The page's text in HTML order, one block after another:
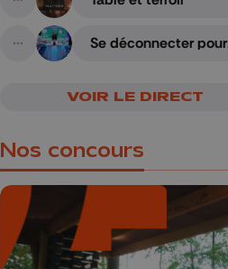
A suivre
A suivre
Se déconnecter pour
VOIR LE DIRECT
Nos concours